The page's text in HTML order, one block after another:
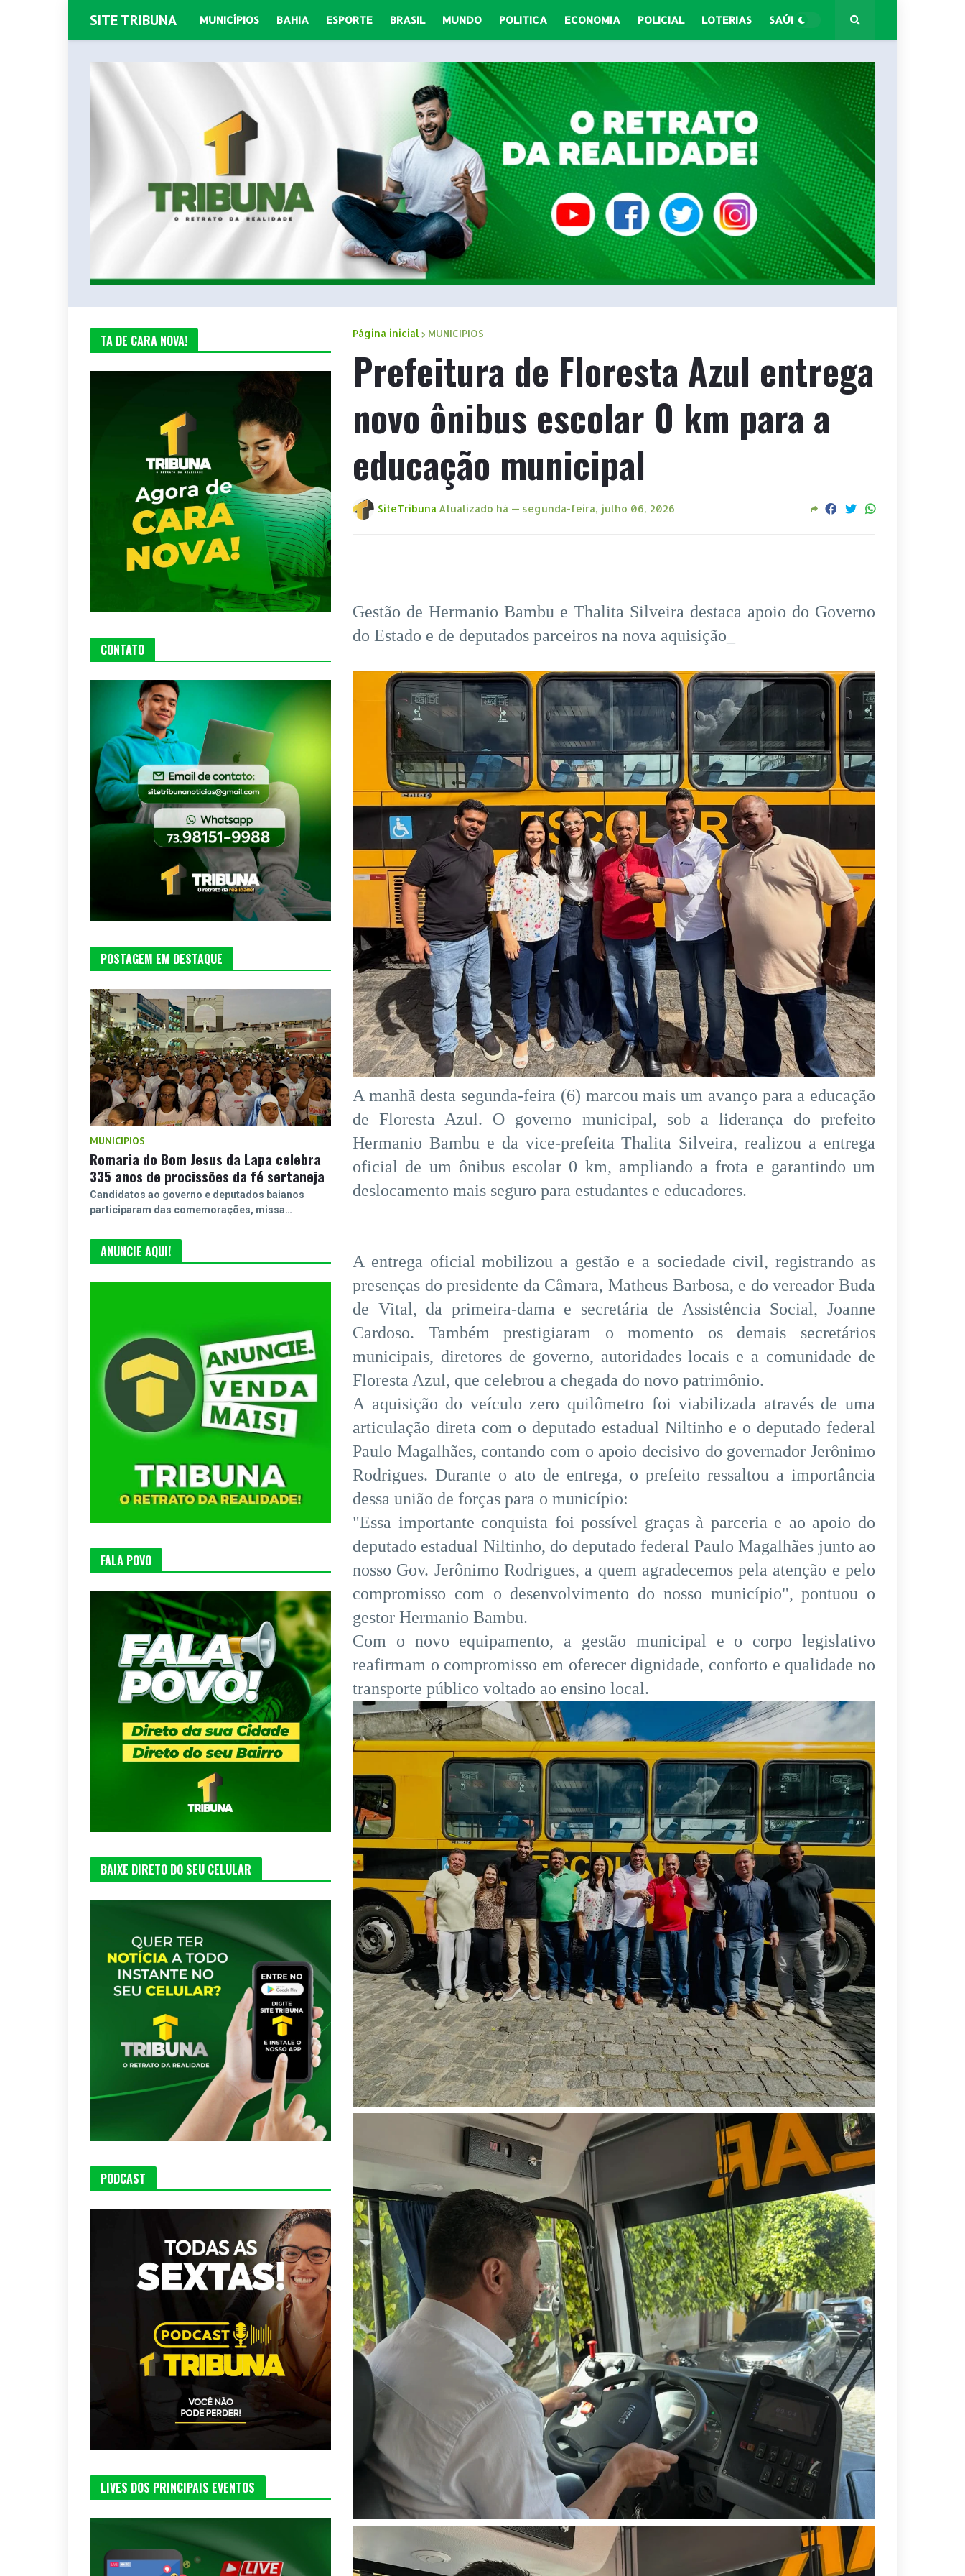
SITE TRIBUNA MUNICÍPIOS BAHIA ESPORTE BRASIL MUNDO POLITICA ECONOMIA POLICIAL LOTERIAS SAÚDE
Página inicial MUNICIPIOS
Prefeitura de Floresta Azul entrega
novo ônibus escolar 0 km para a
educação municipal
SiteTribuna Atualizado há — segunda-feira, julho 06, 2026
Gestão de Hermanio Bambu e Thalita Silveira destaca apoio do Governo
do Estado e de deputados parceiros na nova aquisição_
A manhã desta segunda-feira (6) marcou mais um avanço para a educação
de Floresta Azul. O governo municipal, sob a liderança do prefeito
Hermanio Bambu e da vice-prefeita Thalita Silveira, realizou a entrega
oficial de um ônibus escolar 0 km, ampliando a frota e garantindo um
deslocamento mais seguro para estudantes e educadores.
A entrega oficial mobilizou a gestão e a sociedade civil, registrando as
presenças do presidente da Câmara, Matheus Barbosa, e do vereador Buda
de Vital, da primeira-dama e secretária de Assistência Social, Joanne
Cardoso. Também prestigiaram o momento os demais secretários
municipais, diretores de governo, autoridades locais e a comunidade de
Floresta Azul, que celebrou a chegada do novo patrimônio.
A aquisição do veículo zero quilômetro foi viabilizada através de uma
articulação direta com o deputado estadual Niltinho e o deputado federal
Paulo Magalhães, contando com o apoio decisivo do governador Jerônimo
Rodrigues. Durante o ato de entrega, o prefeito ressaltou a importância
dessa união de forças para o município:
"Essa importante conquista foi possível graças à parceria e ao apoio do
deputado estadual Niltinho, do deputado federal Paulo Magalhães junto ao
nosso Gov. Jerônimo Rodrigues, a quem agradecemos pela atenção e pelo
compromisso com o desenvolvimento do nosso município", pontuou o
gestor Hermanio Bambu.
Com o novo equipamento, a gestão municipal e o corpo legislativo
reafirmam o compromisso em oferecer dignidade, conforto e qualidade no
transporte público voltado ao ensino local.
TA DE CARA NOVA!
CONTATO
POSTAGEM EM DESTAQUE
MUNICIPIOS
Romaria do Bom Jesus da Lapa celebra
335 anos de procissões da fé sertaneja
Candidatos ao governo e deputados baianos
participaram das comemorações, missa…
ANUNCIE AQUI!
FALA POVO
BAIXE DIRETO DO SEU CELULAR
PODCAST
LIVES DOS PRINCIPAIS EVENTOS